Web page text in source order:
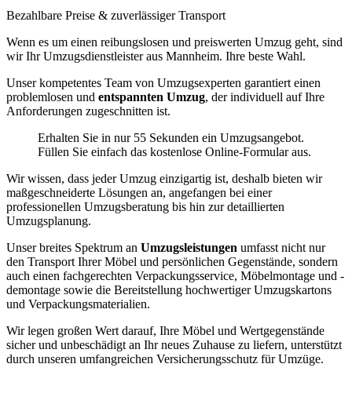
Bezahlbare Preise & zuverlässiger Transport
Wenn es um einen reibungslosen und preiswerten Umzug geht, sind
wir Ihr Umzugsdienstleister aus Mannheim. Ihre beste Wahl.
Unser kompetentes Team von Umzugsexperten garantiert einen
problemlosen und entspannten Umzug, der individuell auf Ihre
Anforderungen zugeschnitten ist.
Erhalten Sie in nur 55 Sekunden ein Umzugsangebot.
Füllen Sie einfach das kostenlose Online-Formular aus.
Wir wissen, dass jeder Umzug einzigartig ist, deshalb bieten wir
maßgeschneiderte Lösungen an, angefangen bei einer
professionellen Umzugsberatung bis hin zur detaillierten
Umzugsplanung.
Unser breites Spektrum an Umzugsleistungen umfasst nicht nur
den Transport Ihrer Möbel und persönlichen Gegenstände, sondern
auch einen fachgerechten Verpackungsservice, Möbelmontage und -
demontage sowie die Bereitstellung hochwertiger Umzugskartons
und Verpackungsmaterialien.
Wir legen großen Wert darauf, Ihre Möbel und Wertgegenstände
sicher und unbeschädigt an Ihr neues Zuhause zu liefern, unterstützt
durch unseren umfangreichen Versicherungsschutz für Umzüge.